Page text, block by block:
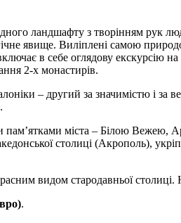
ландшафту з творінням рук
явище. Виліплені самою
в себе оглядову екскурсію
2-х монастирів.
– другий за значимістю і за
пам’ятками міста – Білою
столиці (Акрополь),
видом стародавньої
.